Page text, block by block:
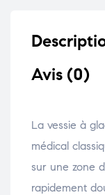
Avis (0)
La vessie à
médical
sur une zone
rapidement